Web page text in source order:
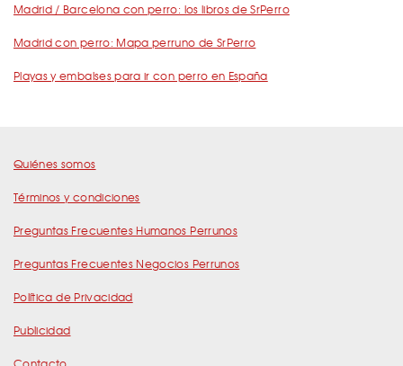
Madrid / Barcelona con perro: los libros de SrPerro
Madrid con perro: Mapa perruno de SrPerro
Playas y embalses para ir con perro en España
Quiénes somos
Términos y condiciones
Preguntas Frecuentes Humanos Perrunos
Preguntas Frecuentes Negocios Perrunos
Política de Privacidad
Publicidad